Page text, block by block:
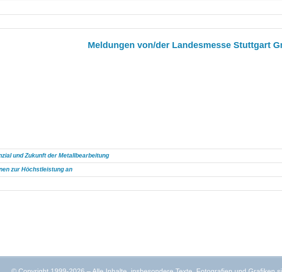
Meldungen von/der Landesmesse Stuttgart
und Zukunft der Metallbearbeitung
zur Höchstleistung an